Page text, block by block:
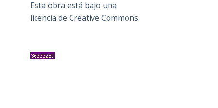
Esta obra está bajo una
licencia de Creative Commons.